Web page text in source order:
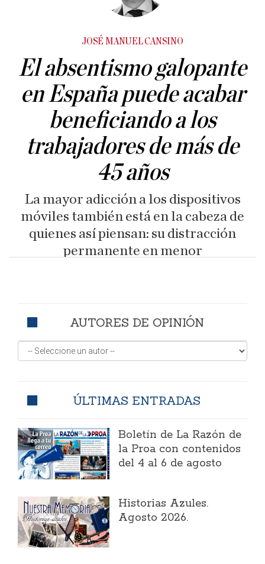
AUTORES DE OPINIÓN
ÚLTIMAS ENTRADAS
Boletín de La Razón de
la Proa con contenidos
del 4 al 6 de agosto
Historias Azules.
Agosto 2026.